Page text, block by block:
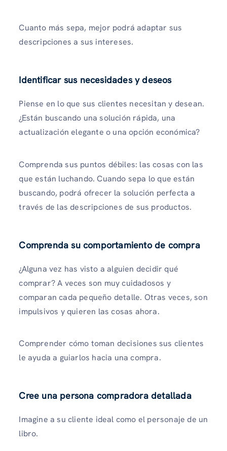
Cuanto más sepa, mejor podrá adaptar sus
descripciones a sus intereses.
Identificar sus necesidades y deseos
Piense en lo que sus clientes necesitan y desean.
¿Están buscando una solución rápida, una
actualización elegante o una opción económica?
Comprenda sus puntos débiles: las cosas con las
que están luchando. Cuando sepa lo que están
buscando, podrá ofrecer la solución perfecta a
través de las descripciones de sus productos.
Comprenda su comportamiento de compra
¿Alguna vez has visto a alguien decidir qué
comprar? A veces son muy cuidadosos y
comparan cada pequeño detalle. Otras veces, son
impulsivos y quieren las cosas ahora.
Comprender cómo toman decisiones sus clientes
le ayuda a guiarlos hacia una compra.
Cree una persona compradora detallada
Imagine a su cliente ideal como el personaje de un
libro.